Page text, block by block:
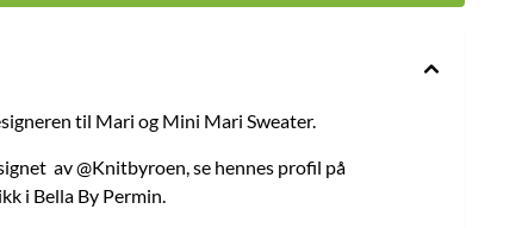
til Mari og Mini Mari Sweater.
av @Knitbyroen, se hennes profil på
i Bella By Permin.